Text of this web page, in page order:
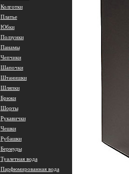
Колготки
Платье
Юбки
Ползунки
Панамы
Чепчики
Шапочки
Штанишки
Шляпки
Брюки
Шорты
Рукавички
Чешки
Рубашки
Бермуды
Туалетная вода
Парфюмированная вода